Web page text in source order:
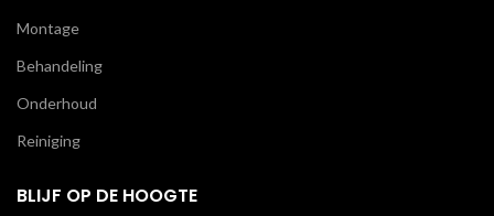
Montage
Behandeling
Onderhoud
Reiniging
BLIJF OP DE HOOGTE